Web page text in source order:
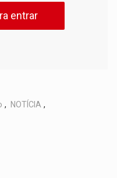
entrar
, NOTÍCIA ,